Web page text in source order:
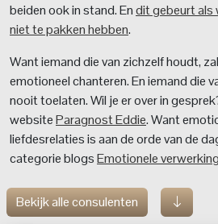
beiden ook in stand. Endit gebeurt als
niet te pakken hebben.
Want iemand die van zichzelf houdt,
emotioneel chanteren. En iemand die
nooit toelaten. Wil je er over in
websiteParagnost Eddie. Want
liefdesrelaties is aan de orde van de
categorie blogsEmotionele
Bekijk alle consulenten